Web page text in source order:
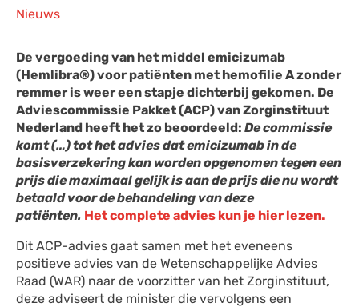
Nieuws
De vergoeding van het middel emicizumab
(Hemlibra®) voor patiënten met hemofilie A zonder
remmer is weer een stapje dichterbij gekomen. De
Adviescommissie Pakket (ACP) van Zorginstituut
Nederland heeft het zo beoordeeld: De commissie
komt (…) tot het advies dat emicizumab in de
basisverzekering kan worden opgenomen tegen een
prijs die maximaal gelijk is aan de prijs die nu wordt
betaald voor de behandeling van deze
patiënten. Het complete advies kun je hier lezen.
Dit ACP-advies gaat samen met het eveneens
positieve advies van de Wetenschappelijke Advies
Raad (WAR) naar de voorzitter van het Zorginstituut,
deze adviseert de minister die vervolgens een